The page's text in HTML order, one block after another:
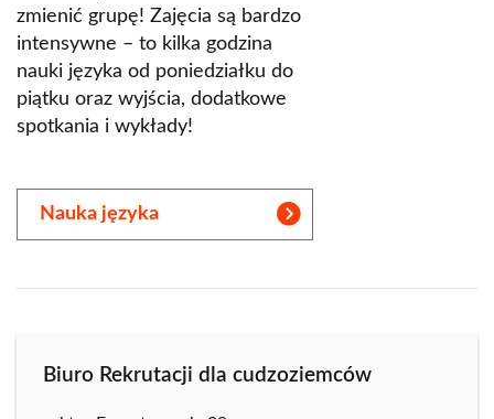
zmienić grupę! Zajęcia są bardzo
intensywne – to kilka godzina
nauki języka od poniedziałku do
piątku oraz wyjścia, dodatkowe
spotkania i wykłady!
Nauka języka
Biuro Rekrutacji dla cudzoziemców